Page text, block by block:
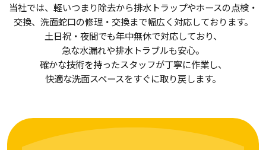
当社では、軽いつまり除去から排水トラップやホースの点検・
交換、洗面蛇口の修理・交換まで幅広く対応しております。
土日祝・夜間でも年中無休で対応しており、
急な水漏れや排水トラブルも安心。
確かな技術を持ったスタッフが丁寧に作業し、
快適な洗面スペースをすぐに取り戻します。